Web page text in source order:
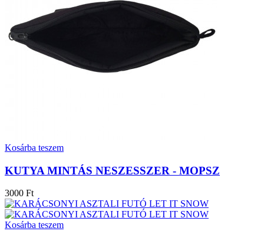
Kosárba teszem
KUTYA MINTÁS NESZESSZER - MOPSZ
3000 Ft
Kosárba teszem